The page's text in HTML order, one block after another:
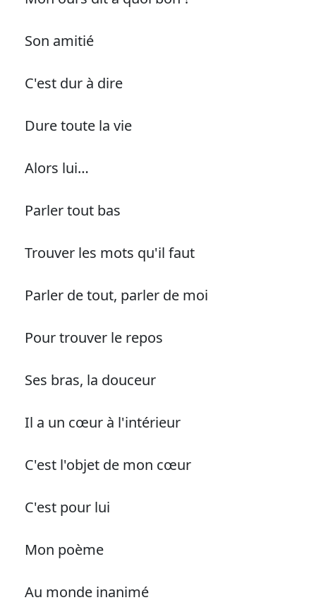
Son amitié
C'est dur à dire
Dure toute la vie
Alors lui…
Parler tout bas
Trouver les mots qu'il faut
Parler de tout, parler de moi
Pour trouver le repos
Ses bras, la douceur
Il a un cœur à l'intérieur
C'est l'objet de mon cœur
C'est pour lui
Mon poème
Au monde inanimé